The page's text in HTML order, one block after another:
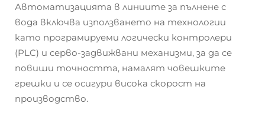
Автоматизацията в линиите за пълнене с
вода включва използването на технологии
като програмируеми логически контролери
(PLC) и серво-задвижвани механизми, за да се
повиши точността, намалят човешките
грешки и се осигури висока скорост на
производство.